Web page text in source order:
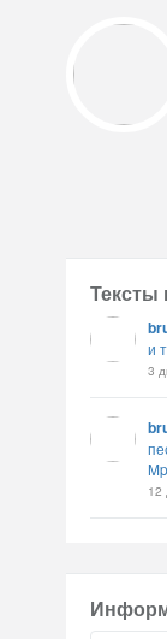
Тексты
и
3
12